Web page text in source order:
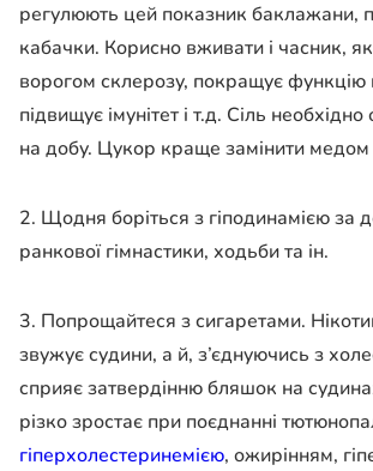
регулюють цей показник баклажани,
кабачки. Корисно вживати і часник,
ворогом склерозу, покращує
підвищує імунітет і т.д. Сіль
на добу. Цукор краще замінити медом
2. Щодня боріться з гіподинамією за
ранкової гімнастики, ходьби та ін.
3. Попрощайтеся з сигаретами.
звужує судини, а й, з’єднуючись з
сприяє затвердінню бляшок на
різко зростає при поєднанні
гіперхолестеринемією, ожирінням,